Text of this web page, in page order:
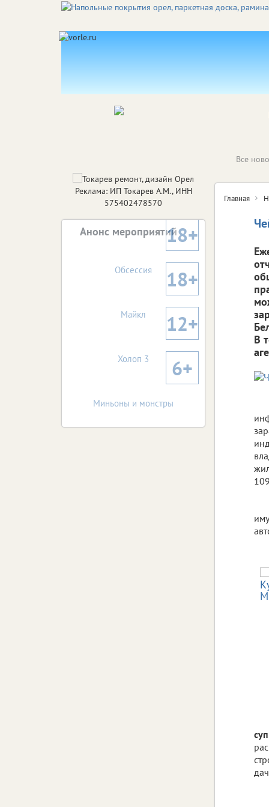
Все
Главная
В
Реклама: ИП Токарев А.М., ИНН
575402478570
Анонс мероприятий18+
Обсессия 18+
Майкл 12+
Холоп 3 6+
Миньоны и монстры